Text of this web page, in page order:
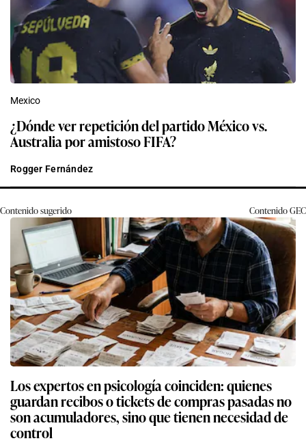
Mexico
¿Dónde ver repetición del partido México vs.
Australia por amistoso FIFA?
Rogger Fernández
Contenido sugerido ContenidoGEC
Los expertos en psicología coinciden: quienes
guardan recibos o tickets de compras pasadas no
son acumuladores, sino que tienen necesidad de
control